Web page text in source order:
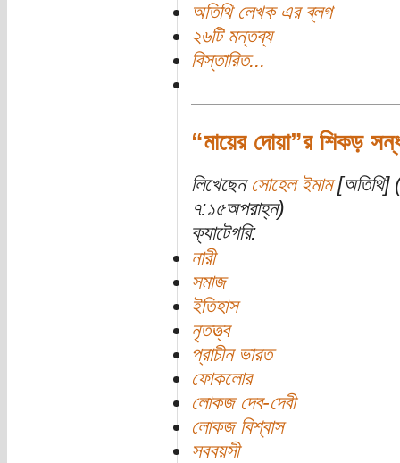
অতিথি লেখক এর ব্লগ
২৬টি মন্তব্য
বিস্তারিত...
“মায়ের দোয়া”র শিকড়
লিখেছেন সোহেল ইমাম[অতিথি]
৭:১৫অপরাহ্ন)
ক্যাটেগরি:
নারী
সমাজ
ইতিহাস
নৃতত্ত্ব
প্রাচীন ভারত
ফোকলোর
লোকজ দেব-দেবী
লোকজ বিশ্বাস
সববয়সী